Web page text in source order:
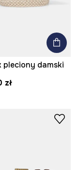
pleciony damski
zł